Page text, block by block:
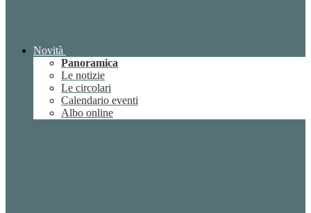
Novità
Panoramica
Le notizie
Le circolari
Calendario eventi
Albo online